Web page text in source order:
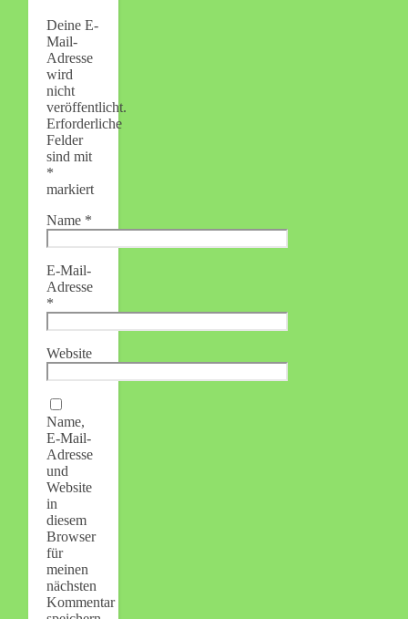
Deine E-
Mail-
Adresse
wird
nicht
veröffentlicht.
Erforderliche
Felder
sind mit
*
markiert
Name *
E-Mail-
Adresse
*
Website
Name,
E-Mail-
Adresse
und
Website
in
diesem
Browser
für
meinen
nächsten
Kommentar